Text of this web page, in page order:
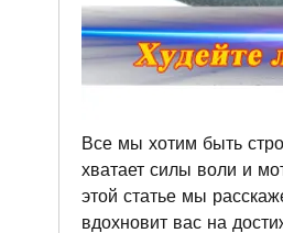
Все мы хотим быть
хватает силы воли и
этой статье мы
вдохновит вас на